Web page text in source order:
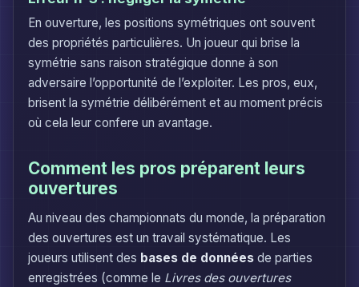
En ouverture, les positions symétriques ont souvent
des propriétés particulières. Un joueur qui brise la
symétrie sans raison stratégique donne à son
adversaire l’opportunité de l’exploiter. Les pros, eux,
brisent la symétrie délibérément et au moment précis
où cela leur confere un avantage.
Comment les pros préparent leurs
ouvertures
Au niveau des championnats du monde, la préparation
des ouvertures est un travail systématique. Les
joueurs utilisent des bases de données de parties
enregistrées (comme le Livres des ouvertures